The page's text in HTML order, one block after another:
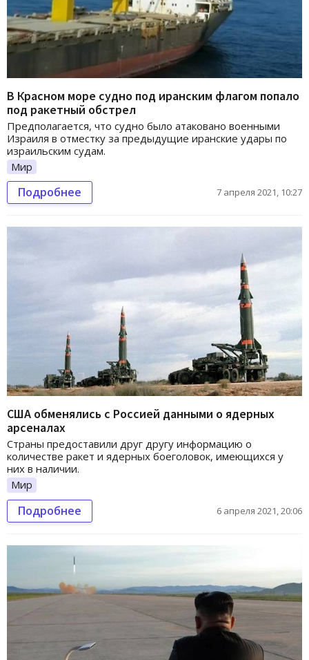
В Красном море судно под иранским флагом попало
под ракетный обстрел
Предполагается, что судно было атаковано военными
Израиля в отместку за предыдущие иранские удары по
израильским судам.
Мир
Подробнее 7 апреля 2021, 10:27
США обменялись с Россией данными о ядерных
арсеналах
Страны предоставили друг другу информацию о
количестве ракет и ядерных боеголовок, имеющихся у
них в наличии.
Мир
Подробнее 6 апреля 2021, 20:06